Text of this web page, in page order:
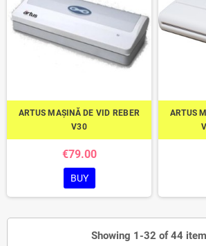
ARTUS MAȘINĂ DE VID REBER
V30
€79.00
BUY
ARTUS
Showing 1-32 of 44